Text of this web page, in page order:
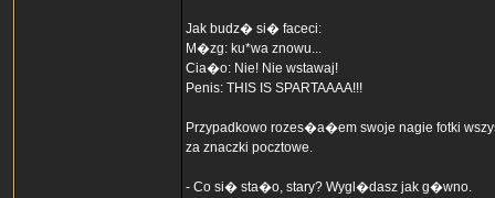
Jak budz� si� faceci:
M�zg: ku*wa znowu...
Cia�o: Nie! Nie wstawaj!
Penis: THIS IS SPARTAAAA!!!
Przypadkowo rozes�a�em swoje nagie fotki
za znaczki pocztowe.
- Co si� sta�o, stary? Wygl�dasz jak g�wno.